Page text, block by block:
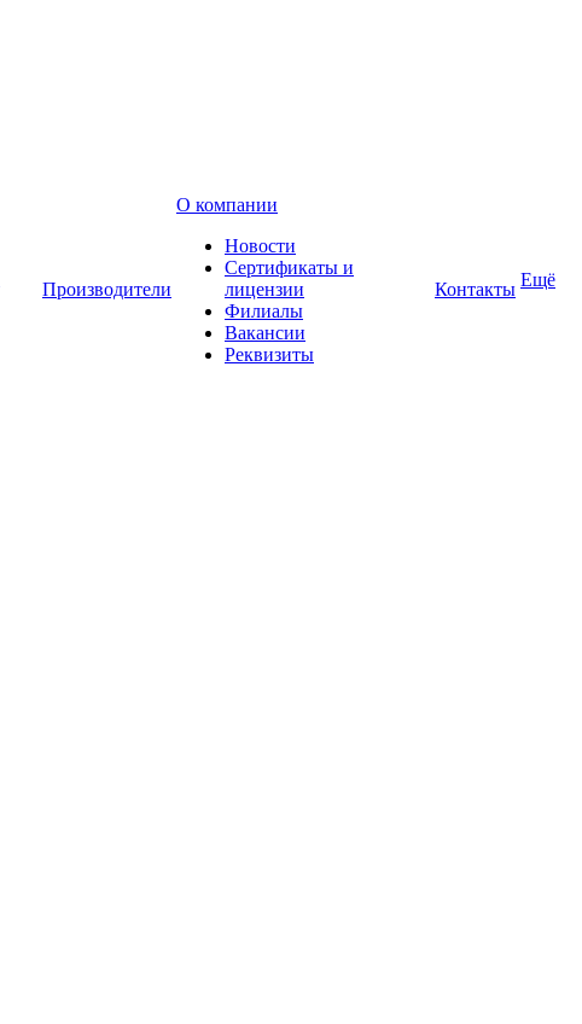
Производители
О компании
Новости
Сертификаты и
лицензии
Филиалы
Вакансии
Реквизиты
Контакты Ещё